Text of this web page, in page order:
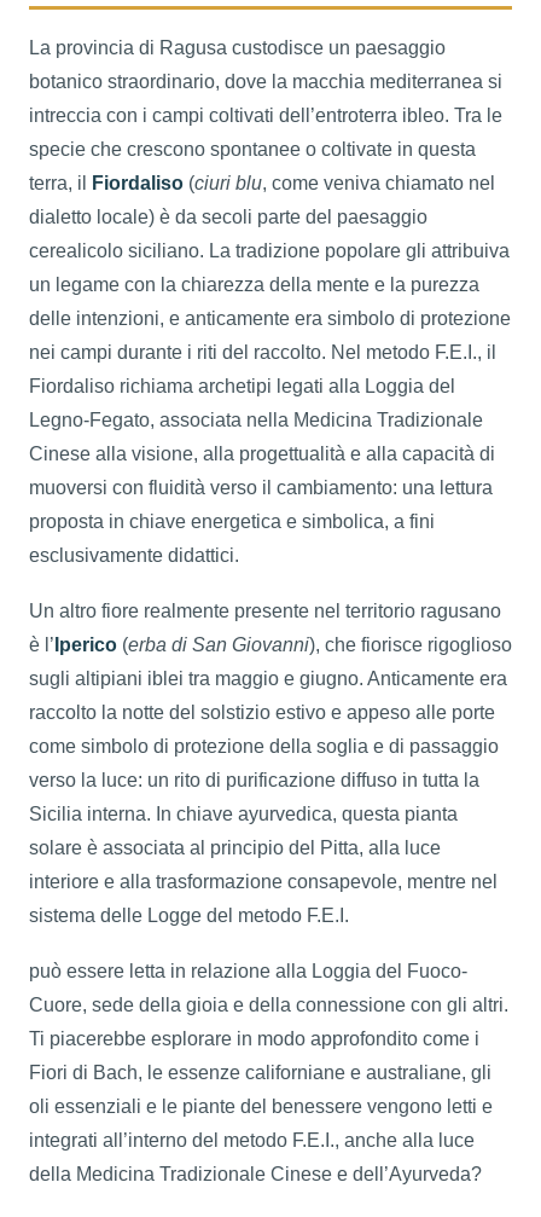
La provincia di Ragusa custodisce un paesaggio
botanico straordinario, dove la macchia mediterranea si
intreccia con i campi coltivati dell’entroterra ibleo. Tra le
specie che crescono spontanee o coltivate in questa
terra, il
Fiordaliso (ciuri blu, come veniva chiamato nel
dialetto locale) è da secoli parte del paesaggio
cerealicolo siciliano. La tradizione popolare gli attribuiva
un legame con la chiarezza della mente e la purezza
delle intenzioni, e anticamente era simbolo di protezione
nei campi durante i riti del raccolto. Nel metodo F.E.I., il
Fiordaliso richiama archetipi legati alla Loggia del
Legno-Fegato, associata nella Medicina Tradizionale
Cinese alla visione, alla progettualità e alla capacità di
muoversi con fluidità verso il cambiamento: una lettura
proposta in chiave energetica e simbolica, a fini
esclusivamente didattici.
Un altro fiore realmente presente nel territorio ragusano
è l’ Iperico (erba di San Giovanni), che fiorisce rigoglioso
sugli altipiani iblei tra maggio e giugno. Anticamente era
raccolto la notte del solstizio estivo e appeso alle porte
come simbolo di protezione della soglia e di passaggio
verso la luce: un rito di purificazione diffuso in tutta la
Sicilia interna. In chiave ayurvedica, questa pianta
solare è associata al principio del Pitta, alla luce
interiore e alla trasformazione consapevole, mentre nel
sistema delle Logge del metodo F.E.I.
può essere letta in relazione alla Loggia del Fuoco-
Cuore, sede della gioia e della connessione con gli altri.
Ti piacerebbe esplorare in modo approfondito come i
Fiori di Bach, le essenze californiane e australiane, gli
oli essenziali e le piante del benessere vengono letti e
integrati all’interno del metodo F.E.I., anche alla luce
della Medicina Tradizionale Cinese e dell’Ayurveda?